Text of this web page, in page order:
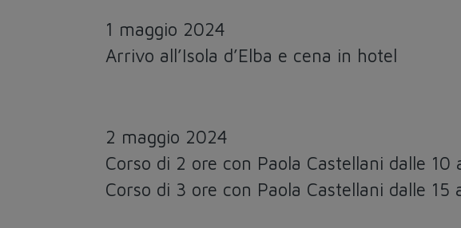
1 maggio 2024
Arrivo all’Isola d’Elba e cena in hotel
2 maggio 2024
Corso di 2 ore con Paola Castellani dalle
Corso di 3 ore con Paola Castellani dalle